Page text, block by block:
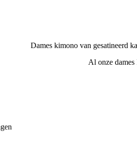
Dames kimono van gesatineerd
Al onze